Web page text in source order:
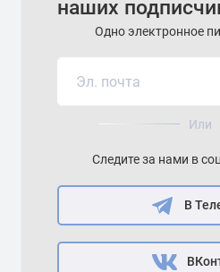
наших
Одно электронное
Или
Следите за нами в
В